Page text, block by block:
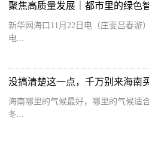
聚焦高质量发展｜都市里的绿色
新华网海口11月22日电（庄斐吕春游
电...
海南哪里的气候最好，哪里的气候适
冬...